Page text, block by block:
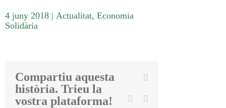
4 juny 2018 | Actualitat, Economia
Solidària
Compartiu aquesta
història. Trieu la
vostra plataforma!
Linkedin